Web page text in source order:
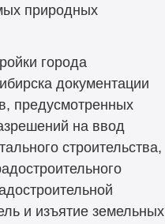
природных
города
документации
предусмотренных
на ввод
строительства,
и изъятие земельных